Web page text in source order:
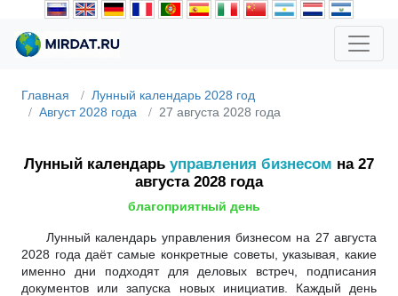
Главная
Лунный календарь 2028 год
Август 2028 года
27 августа 2028 года
Лунный календарь управления бизнесом на 27
августа 2028 года
благоприятный день
Лунный календарь управления бизнесом на 27 августа
2028 года даёт самые конкретные советы, указывая, какие
именно дни подходят для деловых встреч, подписания
документов или запуска новых инициатив. Каждый день